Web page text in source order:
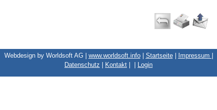
Webdesign by Worldsoft AG | www.worldsoft.info| Startseite| Impressum
Datenschutz
Kontakt Login